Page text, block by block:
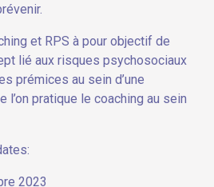
et RPS à pour objectif de
lié aux risques psychosociaux
prémices au sein d’une
l’on pratique le coaching au sein
2023